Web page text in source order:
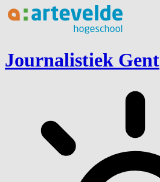
Ga naar inhoud
Journalistiek Gent